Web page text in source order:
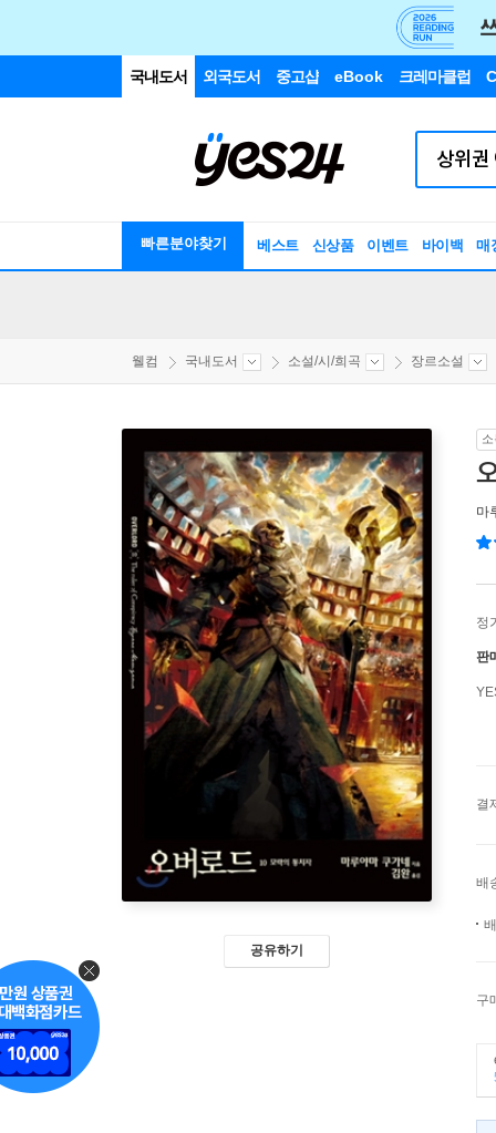
국내도서 외국도서 중고샵 eBook 크레마클럽
빠른분야찾기 베스트 신상품 이벤트 바이백 매
웰컴 국내도서 소설/시/희곡 장르소설
공유하기
마
정
판
결
배
구